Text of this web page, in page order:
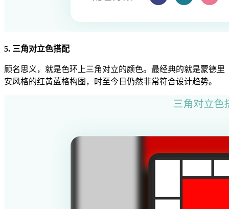
5. 三角对立色搭配
顾名思义，就是色环上三角对立的颜色。最经典的就是蒙德里
安风格的红黄蓝格构图，时至今日仍然非常符合设计趋势。